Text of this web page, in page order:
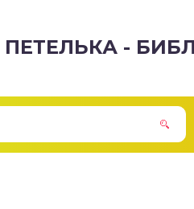
ПЕТЕЛЬКА -